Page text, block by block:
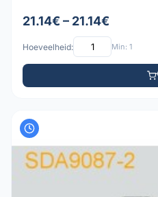
21.14€ – 21.14€
Hoeveelheid: Min: 1